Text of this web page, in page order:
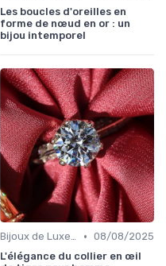
Les boucles d'oreilles en
forme de nœud en or : un
bijou intemporel
Bijoux de Luxe pour Hommes • 08/08/2025
L'élégance du collier en œil